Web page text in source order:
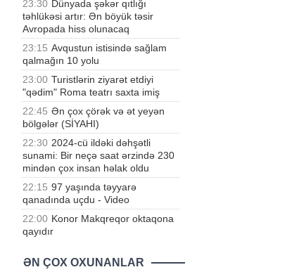
23:30 Dünyada şəkər qıtlığı
təhlükəsi artır: Ən böyük təsir
Avropada hiss olunacaq
23:15 Avqustun istisində sağlam
qalmağın 10 yolu
23:00 Turistlərin ziyarət etdiyi
"qədim" Roma teatrı saxta imiş
22:45 Ən çox çörək və ət yeyən
bölgələr (SİYAHI)
22:30 2024-cü ildəki dəhşətli
sunami: Bir neçə saat ərzində 230
mindən çox insan həlak oldu
22:15 97 yaşında təyyarə
qanadında uçdu - Video
22:00 Konor Makqreqor oktaqona
qayıdır
ƏN ÇOX OXUNANLAR